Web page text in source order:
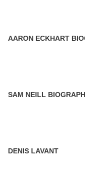
AARON ECKHART
SAM NEILL
DENIS LAVANT